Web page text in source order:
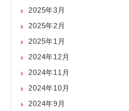
2025年3月
2025年2月
2025年1月
2024年12月
2024年11月
2024年10月
2024年9月